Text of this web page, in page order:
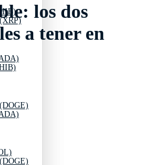
los dos
a tener en